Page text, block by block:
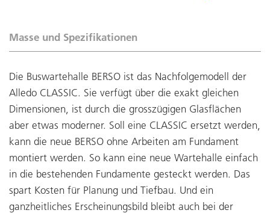
Masse und Spezifikationen
Die Buswartehalle BERSO ist das Nachfolgemodell der
Alledo CLASSIC. Sie verfügt über die exakt gleichen
Dimensionen, ist durch die grosszügigen Glasflächen
aber etwas moderner. Soll eine CLASSIC ersetzt werden,
kann die neue BERSO ohne Arbeiten am Fundament
montiert werden. So kann eine neue Wartehalle einfach
in die bestehenden Fundamente gesteckt werden. Das
spart Kosten für Planung und Tiefbau. Und ein
ganzheitliches Erscheinungsbild bleibt auch bei der